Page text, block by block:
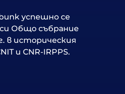
успешно се
Общо събрание
в историческия
и CNR-IRPPS.